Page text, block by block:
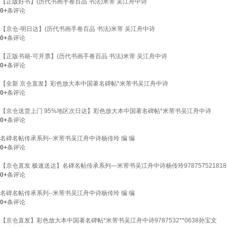
【正版好书】(历代书画手卷百品 书法)米芾 吴江舟中诗
0+条评论
【京仓-明日达】(历代书画手卷百品 书法)米芾 吴江舟中诗
0+条评论
【正版书籍-可开票】(历代书画手卷百品 书法)米芾 吴江舟中诗
0+条评论
【全新 京仓直发】彩色放大本中国著名碑帖*米芾书吴江舟中诗
0+条评论
【京仓送货上门 95%地区次日达】彩色放大本中国著名碑帖*米芾书吴江舟中诗
0+条评论
名碑名帖传承系列--米芾书吴江舟中诗杨传玲 编 编
0+条评论
【京仓直发 极速送达】名碑名帖传承系列—米芾书吴江舟中诗杨传玲
0+条评论
名碑名帖传承系列--米芾书吴江舟中诗杨传玲 编 编
0+条评论
【京仓直发】彩色放大本中国著名碑帖*米芾书吴江舟中诗9787532**0638孙宝文